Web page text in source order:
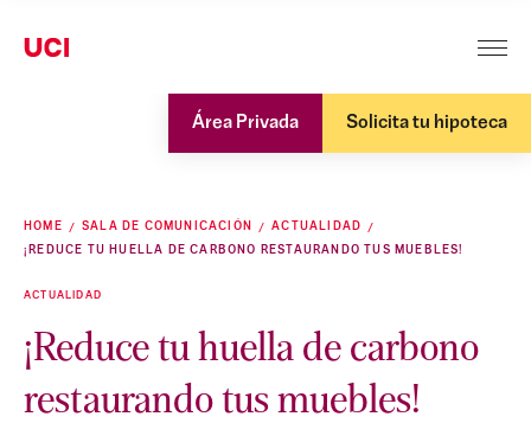
Área Privada Solicita tu hipoteca
HOME SALA DE COMUNICACIÓN
ACTUALIDAD
¡REDUCE TU HUELLA DE CARBONO RESTAURANDO TUS MUEBLES!
ACTUALIDAD
¡Reduce tu huella de carbono
restaurando tus muebles!